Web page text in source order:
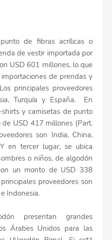
de fibras acrílicas o
de vestir importada por
USD 601 millones, lo que
de prendas y
principales proveedores
Turquía y España. En
y camisetas de punto
USD 417 millones (Part.
son India, China,
en tercer lugar, se ubica
o niños, de algodón
un monto de USD 338
proveedores son
Indonesia.
presentan grandes
Árabes Unidos para las